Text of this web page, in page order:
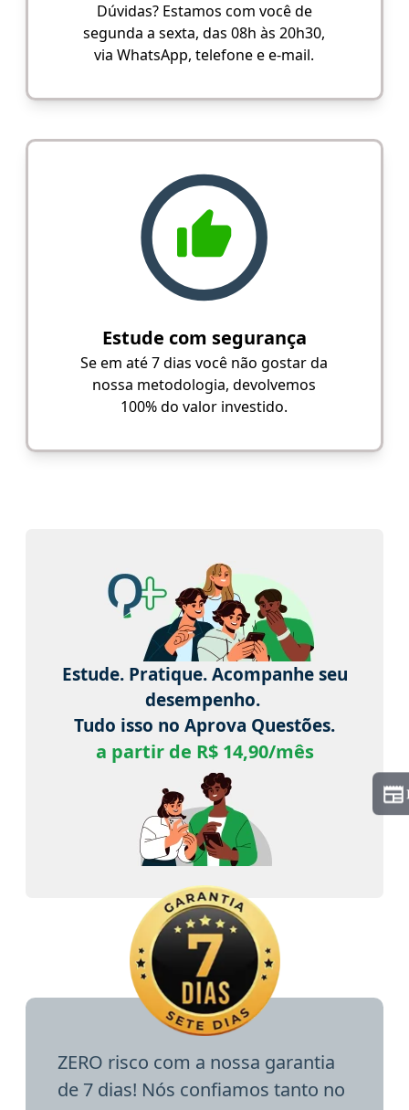
Dúvidas? Estamos com você de
segunda a sexta, das 08h às 20h30,
via WhatsApp, telefone e e-mail.
Estude com segurança
Se em até 7 dias você não gostar da
nossa metodologia, devolvemos
100% do valor investido.
Estude. Pratique. Acompanhe seu
desempenho.
Tudo isso no Aprova Questões.
a partir de R$ 14,90/mês
ZERO risco com a nossa garantia
de 7 dias! Nós confiamos tanto no